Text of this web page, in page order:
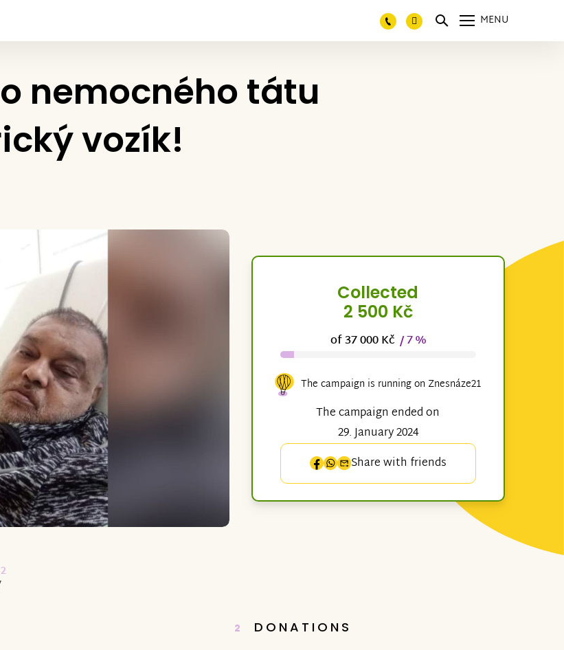
MENU
nemocného tátu
vozík!
Collected
2 500 Kč
of 37 000 Kč / 7 %
The campaign is running on Znesnáze21
The campaign ended on
29. January 2024
Share with friends
2
2 DONATIONS